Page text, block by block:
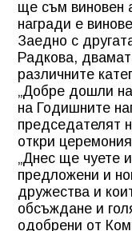
ще съм виновен
награди е
Заедно с
Радкова,
различните
„Добре дошли
на Годишните
председателят
откри
„Днес ще чуете
предложени и
дружества и
обсъждане и
одобрени от